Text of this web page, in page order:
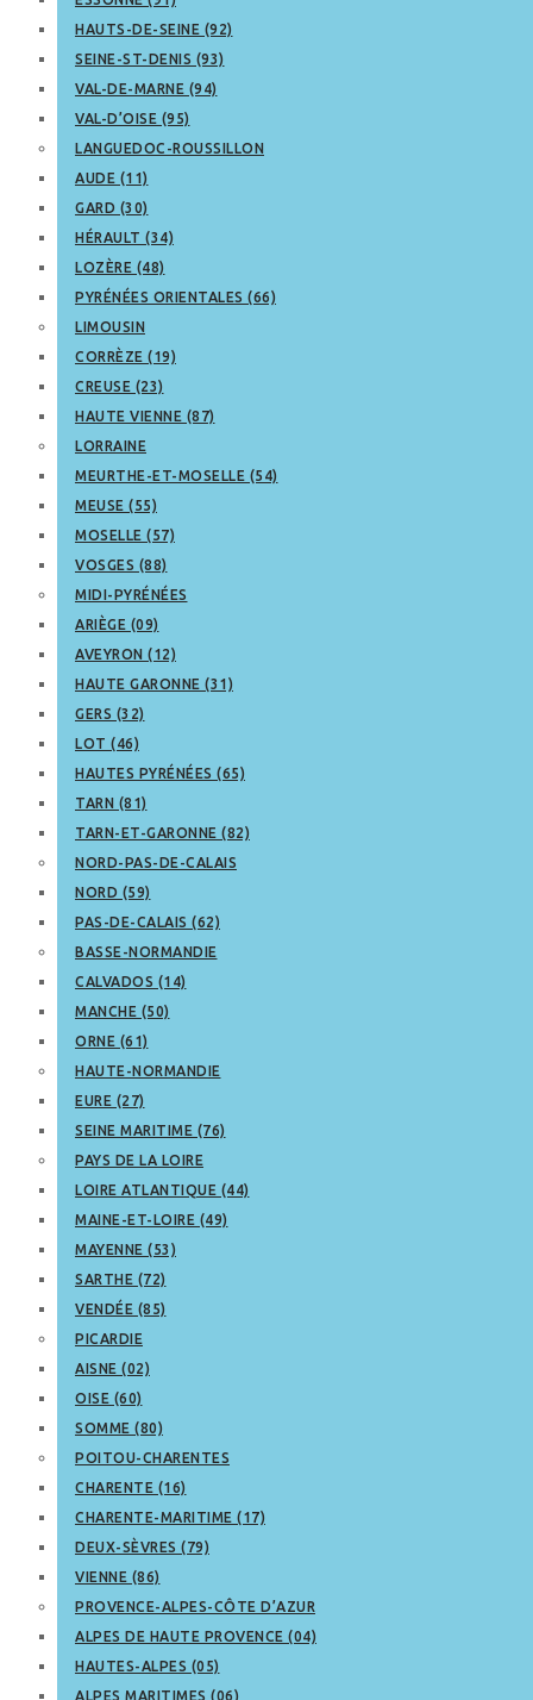
HAUTS-DE-SEINE (92)
SEINE-ST-DENIS (93)
VAL-DE-MARNE (94)
VAL-D’OISE (95)
LANGUEDOC-ROUSSILLON
AUDE (11)
GARD (30)
HÉRAULT (34)
LOZÈRE (48)
PYRÉNÉES ORIENTALES (66)
LIMOUSIN
CORRÈZE (19)
CREUSE (23)
HAUTE VIENNE (87)
LORRAINE
MEURTHE-ET-MOSELLE (54)
MEUSE (55)
MOSELLE (57)
VOSGES (88)
MIDI-PYRÉNÉES
ARIÈGE (09)
AVEYRON (12)
HAUTE GARONNE (31)
GERS (32)
LOT (46)
HAUTES PYRÉNÉES (65)
TARN (81)
TARN-ET-GARONNE (82)
NORD-PAS-DE-CALAIS
NORD (59)
PAS-DE-CALAIS (62)
BASSE-NORMANDIE
CALVADOS (14)
MANCHE (50)
ORNE (61)
HAUTE-NORMANDIE
EURE (27)
SEINE MARITIME (76)
PAYS DE LA LOIRE
LOIRE ATLANTIQUE (44)
MAINE-ET-LOIRE (49)
MAYENNE (53)
SARTHE (72)
VENDÉE (85)
PICARDIE
AISNE (02)
OISE (60)
SOMME (80)
POITOU-CHARENTES
CHARENTE (16)
CHARENTE-MARITIME (17)
DEUX-SÈVRES (79)
VIENNE (86)
PROVENCE-ALPES-CÔTE D’AZUR
ALPES DE HAUTE PROVENCE (04)
HAUTES-ALPES (05)
ALPES MARITIMES (06)